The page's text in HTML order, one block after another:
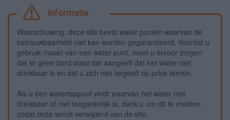
Informatie
Waarschuwing: deze site bevat water punten waarvan de
betrouwbaarheid niet kan worden gegarandeerd. Voordat u
gebruik maakt van een water punt, moet u ervoor zorgen
dat er geen bord staat dat aangeeft dat het water niet
drinkbaar is en dat u zich niet begeeft op privé terrein.
Als u een watertappunt vindt waarvan het water niet
drinkbaar of niet toegankelijk is, dank u om dit te melden,
zodat deze wordt verwijderd van de site.